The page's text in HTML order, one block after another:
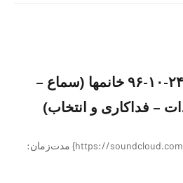
مجلس صبح یکشنبه ۲۴-۱۰-۹۶ خانمها (سماع –
– فداکاری و انتخاب)
{https://soundcloud.com/majzooban/hmatrfcworzs} مدت‌زمان: